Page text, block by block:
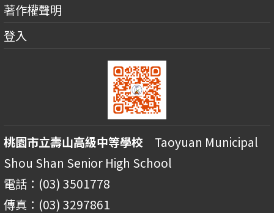
著作權聲明
登入
桃園市立壽山高級中等學校 Taoyuan Municipal
Shou Shan Senior High School
電話：(03) 3501778
傳真：(03) 3297861